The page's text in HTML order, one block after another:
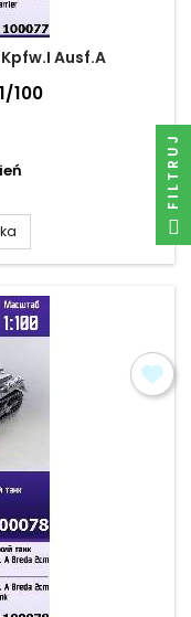
Ausf.A
1/100
FILTRUJ